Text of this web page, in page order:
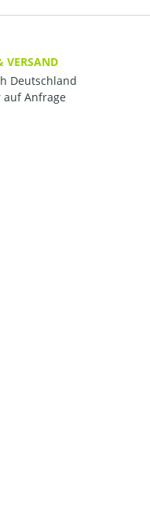
VERSAND
Deutschland
auf Anfrage